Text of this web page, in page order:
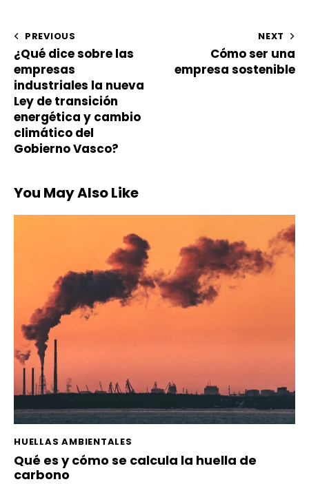
PREVIOUS
¿Qué dice sobre las
empresas
industriales la nueva
Ley de transición
energética y cambio
climático del
Gobierno Vasco?
NEXT
Cómo ser una
empresa sostenible
You May Also Like
HUELLAS AMBIENTALES
Qué es y cómo se calcula la huella de
carbono